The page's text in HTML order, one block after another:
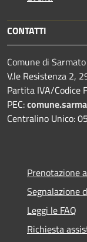
CONTATTI
Comune di Sarmato
V.le Resistenza 2,
Partita IVA/Codice
PEC:
Centralino Unico:
Prenotazione
Segnalazione
Leggi le FAQ
Richiesta